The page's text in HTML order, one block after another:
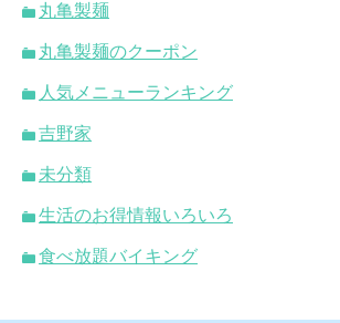
丸亀製麺
丸亀製麺のクーポン
人気メニューランキング
吉野家
未分類
生活のお得情報いろいろ
食べ放題バイキング